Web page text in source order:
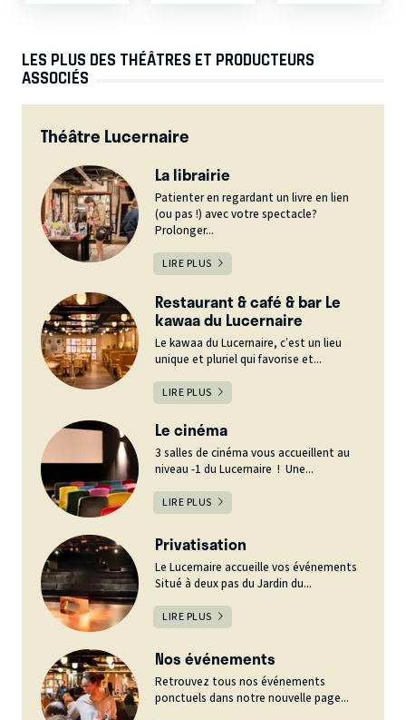
LES PLUS DES THÉÂTRES ET PRODUCTEURS
ASSOCIÉS
Théâtre Lucernaire
La librairie
Patienter en regardant un livre en lien
(ou pas !) avec votre spectacle?
Prolonger...
LIRE PLUS
Restaurant & café & bar Le
kawaa du Lucernaire
Le kawaa du Lucernaire, c’est un lieu
unique et pluriel qui favorise et...
LIRE PLUS
Le cinéma
3 salles de cinéma vous accueillent au
niveau -1 du Lucernaire ! Une...
LIRE PLUS
Privatisation
Le Lucernaire accueille vos événements
Situé à deux pas du Jardin du...
LIRE PLUS
Nos événements
Retrouvez tous nos événements
ponctuels dans notre nouvelle page...